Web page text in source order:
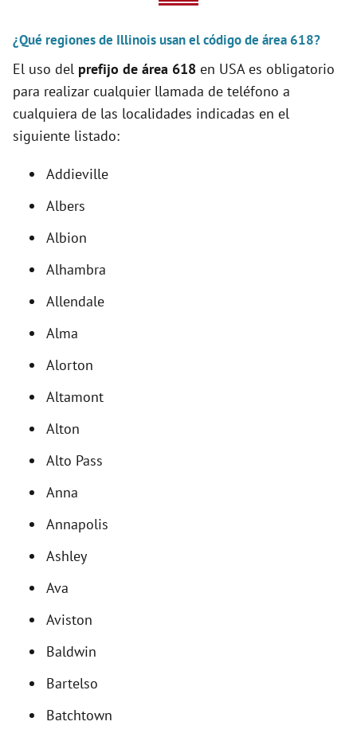
i
d
¿Qué regiones de Illinois usan el código de área 618?
El uso del prefijo de área 618 en USA es obligatorio
para realizar cualquier llamada de teléfono a
cualquiera de las localidades indicadas en el
siguiente listado:
Addieville
Albers
Albion
Alhambra
Allendale
Alma
Alorton
Altamont
Alton
Alto Pass
Anna
Annapolis
Ashley
Ava
Aviston
Baldwin
Bartelso
Batchtown